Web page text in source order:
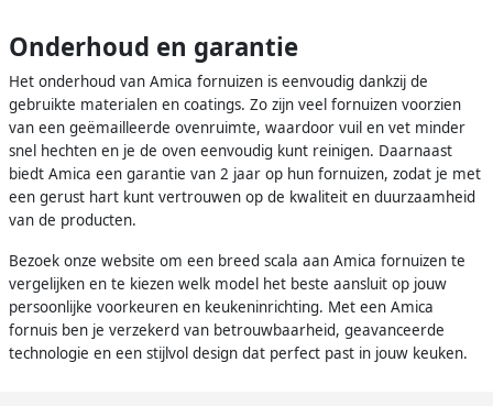
Onderhoud en garantie
Het onderhoud van Amica fornuizen is eenvoudig dankzij de
gebruikte materialen en coatings. Zo zijn veel fornuizen voorzien
van een geëmailleerde ovenruimte, waardoor vuil en vet minder
snel hechten en je de oven eenvoudig kunt reinigen. Daarnaast
biedt Amica een garantie van 2 jaar op hun fornuizen, zodat je met
een gerust hart kunt vertrouwen op de kwaliteit en duurzaamheid
van de producten.
Bezoek onze website om een breed scala aan Amica fornuizen te
vergelijken en te kiezen welk model het beste aansluit op jouw
persoonlijke voorkeuren en keukeninrichting. Met een Amica
fornuis ben je verzekerd van betrouwbaarheid, geavanceerde
technologie en een stijlvol design dat perfect past in jouw keuken.